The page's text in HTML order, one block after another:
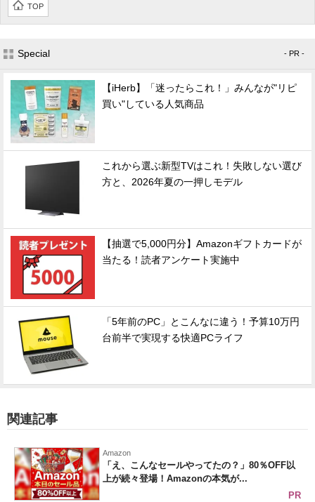
TOP
Special - PR -
【iHerb】「迷ったらこれ！」みんなが"リピ
買い"している人気商品
これから選ぶ新型TVはこれ！失敗しない選び
方と、2026年夏の一押しモデル
【抽選で5,000円分】Amazonギフトカードが
当たる！読者アンケート実施中
「5年前のPC」とこんなに違う！予算10万円
台前半で実現する快適PCライフ
関連記事
Amazon
「え、こんなセールやってたの？」80％OFF以
上が続々登場！Amazonの本気が...
PR